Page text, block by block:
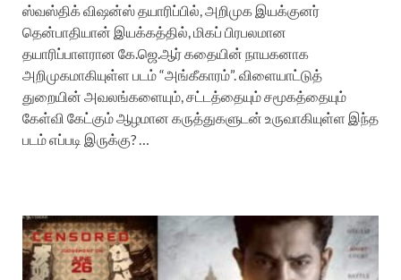
ஸ்வஸ்திக் விஷன்ஸ் தயாரிப்பில், அறிமுக இயக்குனர்
தென்பாதியான் இயக்கத்தில், மிகப் பிரபலமான
தயாரிப்பாளரான கே.ஜெ.ஆர் கதையின் நாயகனாக
அறிமுகமாகியுள்ள படம் “அங்கீகாரம்”. விளையாட்டுத்
துறையின் அவலங்களையும், சட்டத்தையும் சமூகத்தையும்
கேள்வி கேட்கும் ஆழமான கருத்துகளுடன் உருவாகியுள்ள இந்த
படம் எப்படி இருக்கு? …